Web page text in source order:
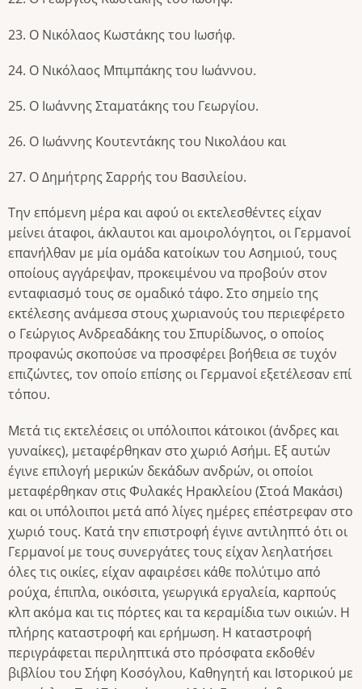
23. Ο Νικόλαος Κωστάκης του Ιωσήφ.
24. Ο Νικόλαος Μπιμπάκης του Ιωάννου.
25. Ο Ιωάννης Σταματάκης του Γεωργίου.
26. Ο Ιωάννης Κουτεντάκης του Νικολάου και
27. Ο Δημήτρης Σαρρής του Βασιλείου.
Την επόμενη μέρα και αφού οι εκτελεσθέντες είχαν
μείνει άταφοι, άκλαυτοι και αμοιρολόγητοι, οι Γερμανοί
επανήλθαν με μία ομάδα κατοίκων του Ασημιού, τους
οποίους αγγάρεψαν, προκειμένου να προβούν στον
ενταφιασμό τους σε ομαδικό τάφο. Στο σημείο της
εκτέλεσης ανάμεσα στους χωριανούς του περιεφέρετο
ο Γεώργιος Ανδρεαδάκης του Σπυρίδωνος, ο οποίος
προφανώς σκοπούσε να προσφέρει βοήθεια σε τυχόν
επιζώντες, τον οποίο επίσης οι Γερμανοί εξετέλεσαν επί
τόπου.
Μετά τις εκτελέσεις οι υπόλοιποι κάτοικοι (άνδρες και
γυναίκες), μεταφέρθηκαν στο χωριό Ασήμι. Εξ αυτών
έγινε επιλογή μερικών δεκάδων ανδρών, οι οποίοι
μεταφέρθηκαν στις Φυλακές Ηρακλείου (Στοά Μακάσι)
και οι υπόλοιποι μετά από λίγες ημέρες επέστρεφαν στο
χωριό τους. Κατά την επιστροφή έγινε αντιληπτό ότι οι
Γερμανοί με τους συνεργάτες τους είχαν λεηλατήσει
όλες τις οικίες, είχαν αφαιρέσει κάθε πολύτιμο από
ρούχα, έπιπλα, οικόσιτα, γεωργικά εργαλεία, καρπούς
κλπ ακόμα και τις πόρτες και τα κεραμίδια των οικιών. Η
πλήρης καταστροφή και ερήμωση. Η καταστροφή
περιγράφεται περιληπτικά στο πρόσφατα εκδοθέν
βιβλίου του Σήφη Κοσόγλου, Καθηγητή και Ιστορικού με